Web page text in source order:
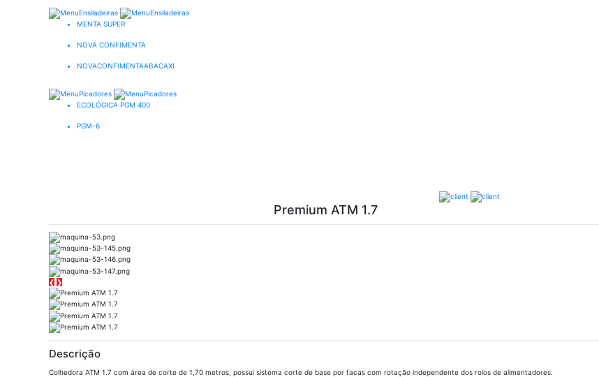
MENTA SUPER
NOVA CONFIMENTA
NOVACONFIMENTAABACAXI
ECOLÓGICA PGM 400
PGM-6
Premium ATM 1.7
❮ ❯
Descrição
Colhedora ATM 1.7 com área de corte de 1,70 metros, possui sistema corte de base por facas com rotação independente dos rolos de alimentadores.